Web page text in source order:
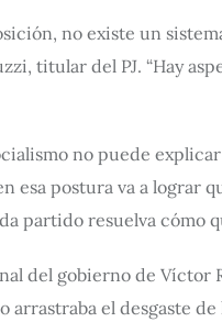
no existe un
titular del PJ. “Hay
no puede
esa postura va a lograr
partido resuelva cómo
del gobierno de
arrastraba el desgaste